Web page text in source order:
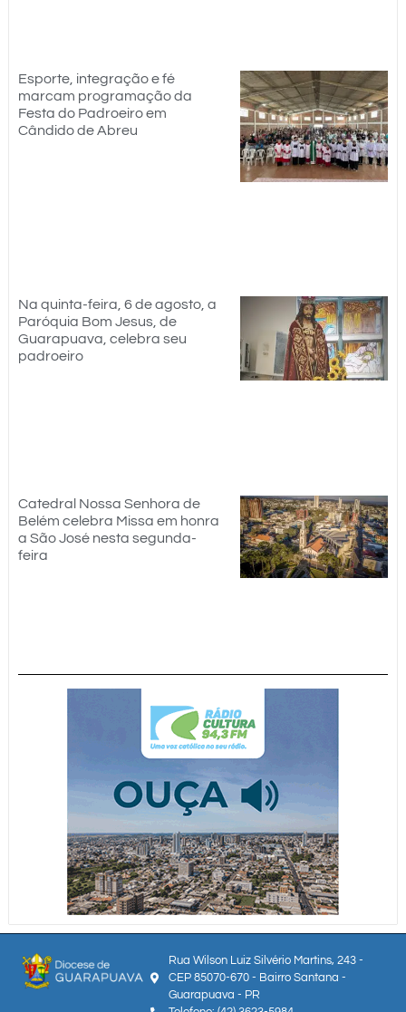
Esporte, integração e fé
marcam programação da
Festa do Padroeiro em
Cândido de Abreu
Na quinta-feira, 6 de agosto, a
Paróquia Bom Jesus, de
Guarapuava, celebra seu
padroeiro
Catedral Nossa Senhora de
Belém celebra Missa em honra
a São José nesta segunda-
feira
Rua Wilson Luiz Silvério Martins, 243 -
CEP 85070-670 - Bairro Santana -
Guarapuava - PR